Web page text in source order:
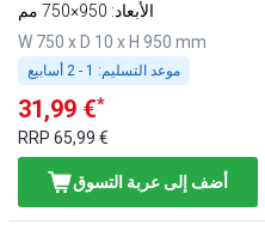
الأبعاد: 950×750 مم
W 750 x D 10 x H 950 mm
موعد التسليم:
31,99 €*
RRP 65,99 €
أضف إلى عربة التسوق